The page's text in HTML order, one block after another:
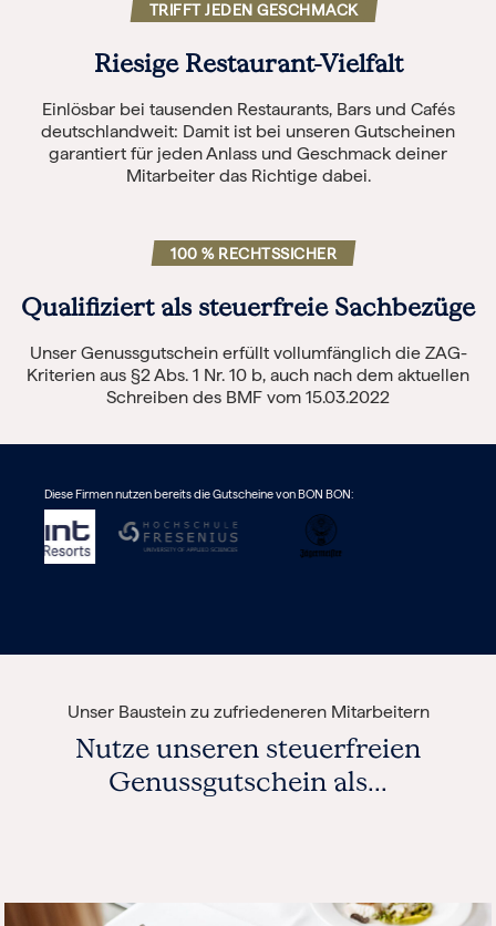
TRIFFT JEDEN GESCHMACK
Riesige Restaurant-Vielfalt
Einlösbar bei tausenden Restaurants, Bars und Cafés
deutschlandweit: Damit ist bei unseren Gutscheinen
garantiert für jeden Anlass und Geschmack deiner
Mitarbeiter das Richtige dabei.
100 % RECHTSSICHER
Qualifiziert als steuerfreie Sachbezüge
Unser Genussgutschein erfüllt vollumfänglich die ZAG-
Kriterien aus §2 Abs. 1 Nr. 10 b, auch nach dem aktuellen
Schreiben des BMF vom 15.03.2022
Diese Firmen nutzen bereits die Gutscheine von BON BON:
Unser Baustein zu zufriedeneren Mitarbeitern
Nutze unseren steuerfreien
Genussgutschein als...